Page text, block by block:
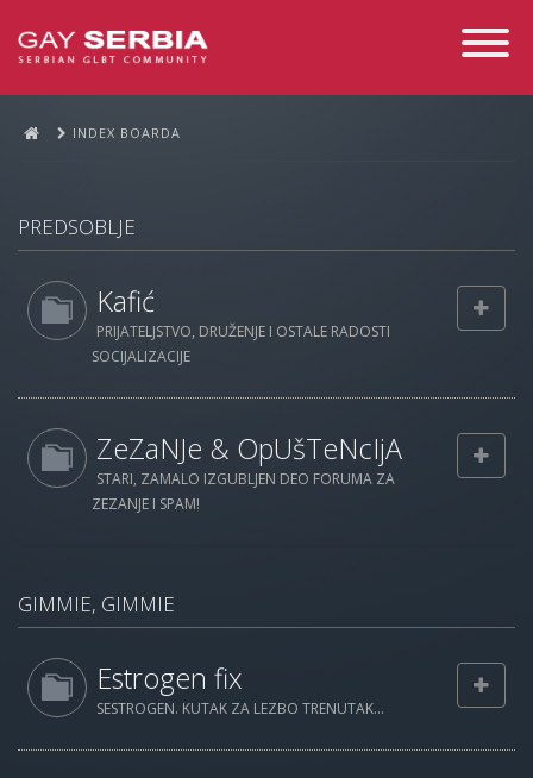
Toggle
INDEX BOARDA
PREDSOBLJE
Kafić
PRIJATELJSTVO, DRUŽENJE I OSTALE RADOSTI
SOCIJALIZACIJE
ZeZaNJe & OpUšTeNcIjA
STARI, ZAMALO IZGUBLJEN DEO FORUMA ZA
ZEZANJE I SPAM!
GIMMIE, GIMMIE
Estrogen fix
SESTROGEN. KUTAK ZA LEZBO TRENUTAK...